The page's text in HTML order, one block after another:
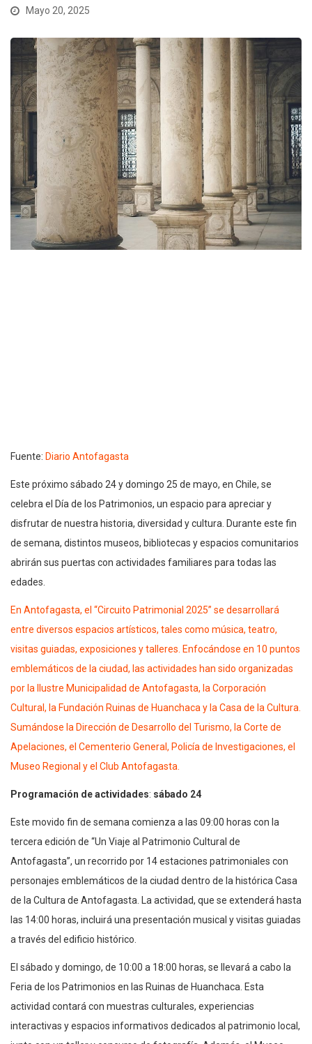
Mayo 20, 2025
Fuente: Diario Antofagasta
Este próximo sábado 24 y domingo 25 de mayo, en Chile, se
celebra el Día de los Patrimonios, un espacio para apreciar y
disfrutar de nuestra historia, diversidad y cultura. Durante este fin
de semana, distintos museos, bibliotecas y espacios comunitarios
abrirán sus puertas con actividades familiares para todas las
edades.
En Antofagasta, el “Circuito Patrimonial 2025” se desarrollará
entre diversos espacios artísticos, tales como música, teatro,
visitas guiadas, exposiciones y talleres. Enfocándose en 10 puntos
emblemáticos de la ciudad, las actividades han sido organizadas
por la Ilustre Municipalidad de Antofagasta, la Corporación
Cultural, la Fundación Ruinas de Huanchaca y la Casa de la Cultura.
Sumándose la Dirección de Desarrollo del Turismo, la Corte de
Apelaciones, el Cementerio General, Policía de Investigaciones, el
Museo Regional y el Club Antofagasta.
Programación de actividades: sábado 24
Este movido fin de semana comienza a las 09:00 horas con la
tercera edición de “Un Viaje al Patrimonio Cultural de
Antofagasta”, un recorrido por 14 estaciones patrimoniales con
personajes emblemáticos de la ciudad dentro de la histórica Casa
de la Cultura de Antofagasta. La actividad, que se extenderá hasta
las 14:00 horas, incluirá una presentación musical y visitas guiadas
a través del edificio histórico.
El sábado y domingo, de 10:00 a 18:00 horas, se llevará a cabo la
Feria de los Patrimonios en las Ruinas de Huanchaca. Esta
actividad contará con muestras culturales, experiencias
interactivas y espacios informativos dedicados al patrimonio local,